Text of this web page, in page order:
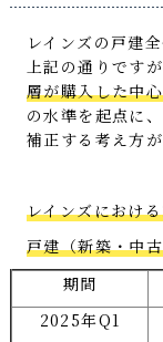
レインズの戸建
上記の通りですが
層が購入した中
の水準を起点に
補正する考え方が
レインズにおけ
戸建（新築・中
期間
2025年Q1